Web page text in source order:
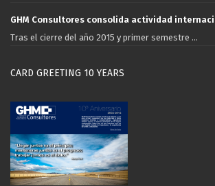
GHM Consultores consolida actividad
Tras el cierre del año 2015 y primer semestre ...
CARD GREETING 10 YEARS